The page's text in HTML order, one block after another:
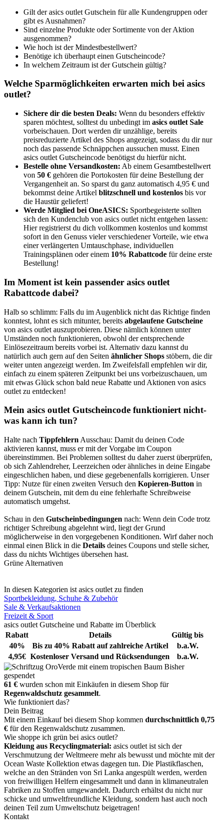
Gilt der asics outlet Gutschein für alle Kundengruppen oder
gibt es Ausnahmen?
Sind einzelne Produkte oder Sortimente von der Aktion
ausgenommen?
Wie hoch ist der Mindestbestellwert?
Benötige ich überhaupt einen Gutscheincode?
In welchem Zeitraum ist der Gutschein gültig?
Welche Sparmöglichkeiten erwarten mich bei asics
outlet?
Sichere dir die besten Deals: Wenn du besonders effektiv
sparen möchtest, solltest du unbedingt im asics outlet Sale
vorbeischauen. Dort werden dir unzählige, bereits
preisreduzierte Artikel des Shops angezeigt, sodass du dir nur
noch das passende Schnäppchen aussuchen musst. Einen
asics outlet Gutscheincode benötigst du hierfür nicht.
Bestelle ohne Versandkosten: Ab einem Gesamtbestellwert
von 50 € gehören die Portokosten für deine Bestellung der
Vergangenheit an. So sparst du ganz automatisch 4,95 € und
bekommst deine Artikel blitzschnell und kostenlos bis vor
die Haustür geliefert!
Werde Mitglied bei OneASICS: Sportbegeisterte sollten
sich den Kundenclub von asics outlet nicht entgehen lassen:
Hier registrierst du dich vollkommen kostenlos und kommst
sofort in den Genuss vieler verschiedener Vorteile, wie etwa
einer verlängerten Umtauschphase, individuellen
Trainingsplänen oder einem 10% Rabattcode für deine erste
Bestellung!
Im Moment ist kein passender asics outlet
Rabattcode dabei?
Halb so schlimm: Falls du im Augenblick nicht das Richtige finden
konntest, lohnt es sich mitunter, bereits abgelaufene Gutscheine
von asics outlet auszuprobieren. Diese nämlich können unter
Umständen noch funktionieren, obwohl der entsprechende
Einlösezeitraum bereits vorbei ist. Alternativ dazu kannst du
natürlich auch gern auf den Seiten ähnlicher Shops stöbern, die dir
weiter unten angezeigt werden. Im Zweifelsfall empfehlen wir dir,
einfach zu einem späteren Zeitpunkt bei uns vorbeizuschauen, um
mit etwas Glück schon bald neue Rabatte und Aktionen von asics
outlet zu entdecken!
Mein asics outlet Gutscheincode funktioniert nicht-
was kann ich tun?
Halte nach Tippfehlern Ausschau: Damit du deinen Code
aktivieren kannst, muss er mit der Vorgabe im Coupon
übereinstimmen. Bei Problemen solltest du daher zuerst überprüfen,
ob sich Zahlendreher, Leerzeichen oder ähnliches in deine Eingabe
eingeschlichen haben, und diese gegebenenfalls korrigieren. Unser
Tipp: Nutze für einen zweiten Versuch den Kopieren-Button in
deinem Gutschein, mit dem du eine fehlerhafte Schreibweise
automatisch umgehst.
Schau in den Gutscheinbedingungen nach: Wenn dein Code trotz
richtiger Schreibung abgelehnt wird, liegt der Grund
möglicherweise in den vorgegebenen Konditionen. Wirf daher noch
einmal einen Blick in die Details deines Coupons und stelle sicher,
dass du nichts Wichtiges übersehen hast.
Grüne Alternativen
In diesen Kategorien ist asics outlet zu finden
Sportbekleidung, Schuhe & Zubehör
Sale & Verkaufsaktionen
Freizeit & Sport
asics outlet Gutscheine und Rabatte im Überblick
Rabatt
Details
Gültig bis
40%
Bis zu 40% Rabatt auf zahlreiche Artikel
b.a.W.
4,95€ Kostenloser Versand und Rücksendungen
b.a.W.
Bisher
gespendet
61 € wurden schon mit Einkäufen in diesem Shop für
Regenwaldschutz gesammelt.
Wie funktioniert das?
Dein Beitrag
Mit einem Einkauf bei diesem Shop kommen durchschnittlich 0,75
€ für den Regenwaldschutz zusammen.
Wie shoppe ich grün bei asics outlet?
Kleidung aus Recyclingmaterial: asics outlet ist sich der
Verschmutzung der Weltmeere mehr als bewusst und möchte mit der
Ocean Waste Kollektion etwas dagegen tun. Die Plastikflaschen,
welche an den Stränden von Sri Lanka angespült werden, werden
von freiwilligen Helfern eingesammelt und dann in klimaneutralen
Fabriken zu Stoffen umgewandelt. Dadurch erhältst du nicht nur
schicke und umweltfreundliche Kleidung, sondern hast auch noch
deinen Teil zum Umweltschutz beigetragen!
Kontakt